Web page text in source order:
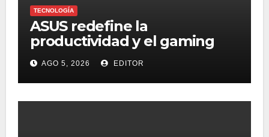
TECNOLOGÍA
ASUS redefine la
productividad y el gaming
con la experiencia Duo
AGO 5, 2026 EDITOR